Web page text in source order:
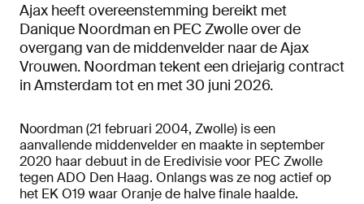
Ajax heeft overeenstemming bereikt met
Danique Noordman en PEC Zwolle over de
overgang van de middenvelder naar de Ajax
Vrouwen. Noordman tekent een driejarig contract
in Amsterdam tot en met 30 juni 2026.
Noordman (21 februari 2004, Zwolle) is een
aanvallende middenvelder en maakte in september
2020 haar debuut in de Eredivisie voor PEC Zwolle
tegen ADO Den Haag. Onlangs was ze nog actief op
het EK O19 waar Oranje de halve finale haalde.